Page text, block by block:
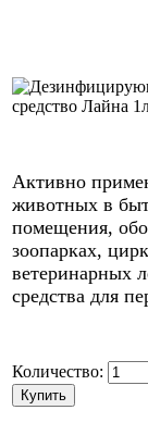
Активно
животных в
помещения,
зоопарках,
ветеринарных
средства для
Количество: